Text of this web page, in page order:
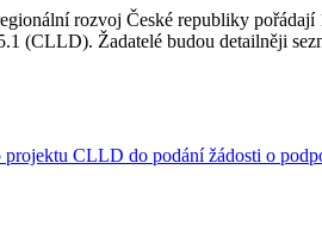
rozvoj České republiky pořádají
(CLLD). Žadatelé budou detailněji
projektu CLLD do podání žádosti o